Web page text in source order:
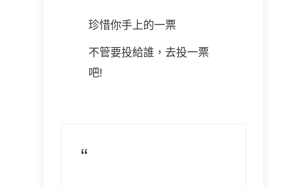
珍惜你手上的一票
不管要投給誰，去投一票
吧!